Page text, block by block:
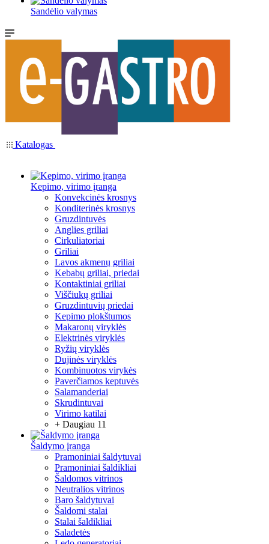
Sandėlio valymas
Katalogas
Kepimo, virimo įranga
Konvekcinės krosnys
Konditerinės krosnys
Gruzdintuvės
Anglies griliai
Cirkuliatoriai
Griliai
Lavos akmenų griliai
Kebabų griliai, priedai
Kontaktiniai griliai
Viščiukų griliai
Gruzdintuvių priedai
Kepimo plokštumos
Makaronų viryklės
Elektrinės viryklės
Ryžių viryklės
Dujinės viryklės
Kombinuotos virykės
Paverčiamos keptuvės
Salamanderiai
Skrudintuvai
Virimo katilai
+ Daugiau 11
Šaldymo įranga
Pramoniniai šaldytuvai
Pramoniniai šaldikliai
Šaldomos vitrinos
Neutralios vitrinos
Baro šaldytuvai
Šaldomi stalai
Stalai šaldikliai
Saladetės